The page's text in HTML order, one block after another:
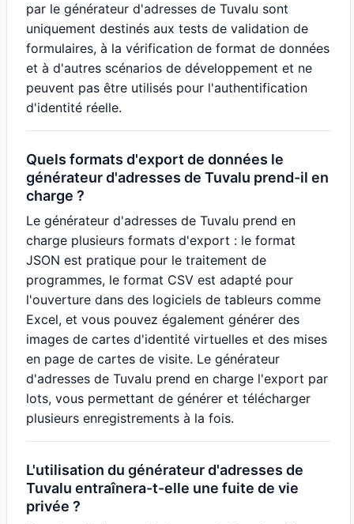
par le générateur d'adresses de Tuvalu sont
uniquement destinés aux tests de validation de
formulaires, à la vérification de format de données
et à d'autres scénarios de développement et ne
peuvent pas être utilisés pour l'authentification
d'identité réelle.
Quels formats d'export de données le
générateur d'adresses de Tuvalu prend-il en
charge ?
Le générateur d'adresses de Tuvalu prend en
charge plusieurs formats d'export : le format
JSON est pratique pour le traitement de
programmes, le format CSV est adapté pour
l'ouverture dans des logiciels de tableurs comme
Excel, et vous pouvez également générer des
images de cartes d'identité virtuelles et des mises
en page de cartes de visite. Le générateur
d'adresses de Tuvalu prend en charge l'export par
lots, vous permettant de générer et télécharger
plusieurs enregistrements à la fois.
L'utilisation du générateur d'adresses de
Tuvalu entraînera-t-elle une fuite de vie
privée ?